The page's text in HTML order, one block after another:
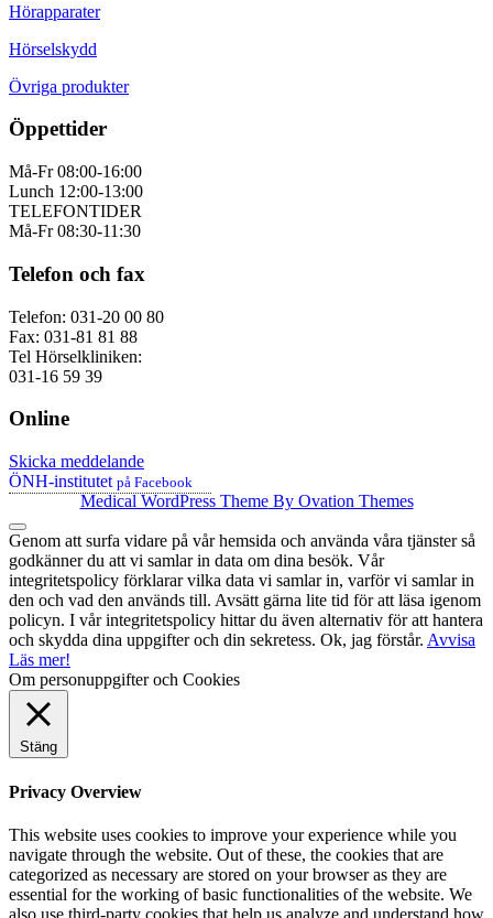
Hörapparater
Hörselskydd
Övriga produkter
Öppettider
Må-Fr 08:00-16:00
Lunch 12:00-13:00
TELEFONTIDER
Må-Fr 08:30-11:30
Telefon och fax
Telefon: 031-20 00 80
Fax: 031-81 81 88
Tel Hörselkliniken:
031-16 59 39
Online
Skicka meddelande
ÖNH-institutet på Facebook
Medical WordPress ThemeBy Ovation Themes
Genom att surfa vidare på vår hemsida och använda våra tjänster så
godkänner du att vi samlar in data om dina besök. Vår
integritetspolicy förklarar vilka data vi samlar in, varför vi samlar in
den och vad den används till. Avsätt gärna lite tid för att läsa igenom
policyn. I vår integritetspolicy hittar du även alternativ för att hantera
och skydda dina uppgifter och din sekretess. Ok, jag förstår. Avvisa
Läs mer!
Om personuppgifter och Cookies
Stäng
Privacy Overview
This website uses cookies to improve your experience while you
navigate through the website. Out of these, the cookies that are
categorized as necessary are stored on your browser as they are
essential for the working of basic functionalities of the website. We
also use third-party cookies that help us analyze and understand how